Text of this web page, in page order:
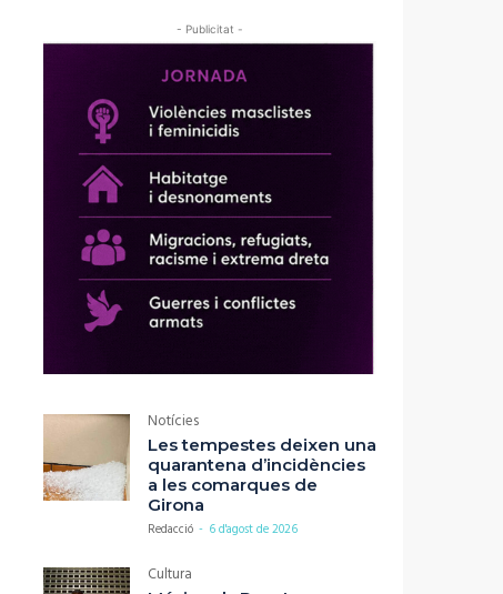
- Publicitat -
Notícies
Les tempestes deixen una
quarantena d’incidències
a les comarques de
Girona
Redacció - 6 d'agost de 2026
Cultura